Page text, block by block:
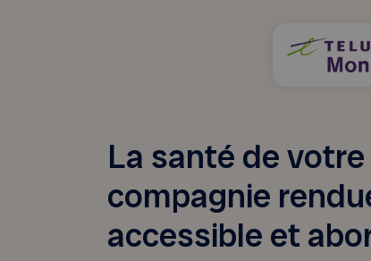
La santé de
compagnie
accessible et